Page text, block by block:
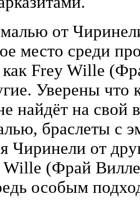
от
место среди
Frey Wille
Уверены что
найдёт на свой
браслеты с
Чиринели от
Wille (Фрай
особым